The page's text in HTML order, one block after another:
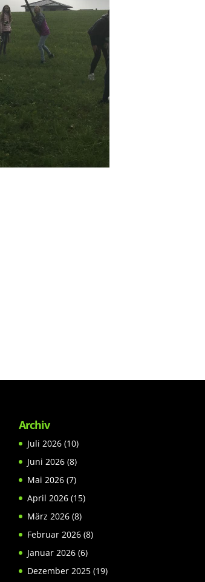
Archiv
Juli 2026(10)
Juni 2026(8)
Mai 2026(7)
April 2026(15)
März 2026(8)
Februar 2026(8)
Januar 2026(6)
Dezember 2025(19)